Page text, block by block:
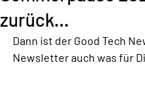
zurück...
Dann ist der Good Tech
Newsletter auch was für